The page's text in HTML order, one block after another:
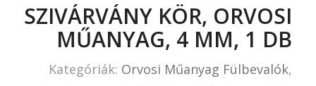
SZIVÁRVÁNY KÖR, ORVOSI
MŰANYAG, 4 MM, 1 DB
Kategóriák: Orvosi Műanyag Fülbevalók,